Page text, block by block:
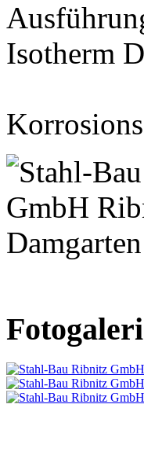
Isotherm